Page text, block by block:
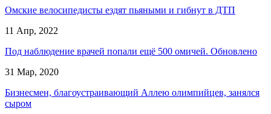
Омские велосипедисты ездят пьяными и гибнут в ДТП
11 Апр, 2022
Под наблюдение врачей попали ещё 500 омичей. Обновлено
31 Мар, 2020
Бизнесмен, благоустраивающий Аллею олимпийцев, занялся
сыром